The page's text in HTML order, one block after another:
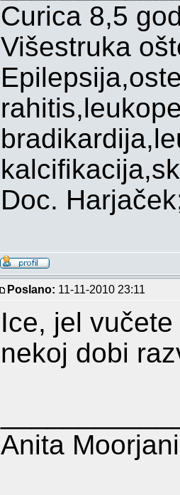
Curica 8,5
Višestruka
Doc.
Poslano: 11-11-2010 23:11
Ice, jel
nekoj dobi
Anita